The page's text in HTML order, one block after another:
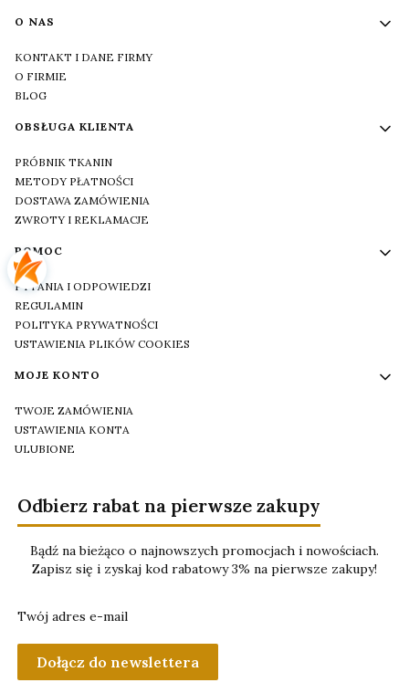
Linki w stopce
O NAS
KONTAKT I DANE FIRMY
O FIRMIE
BLOG
OBSŁUGA KLIENTA
PRÓBNIK TKANIN
METODY PŁATNOŚCI
DOSTAWA ZAMÓWIENIA
ZWROTY I REKLAMACJE
POMOC
PYTANIA I ODPOWIEDZI
REGULAMIN
POLITYKA PRYWATNOŚCI
USTAWIENIA PLIKÓW COOKIES
MOJE KONTO
TWOJE ZAMÓWIENIA
USTAWIENIA KONTA
ULUBIONE
Odbierz rabat na pierwsze zakupy
Bądź na bieżąco o najnowszych promocjach i nowościach.
Zapisz się i zyskaj kod rabatowy 3% na pierwsze zakupy!
Twój adres e-mail
Dołącz do newslettera